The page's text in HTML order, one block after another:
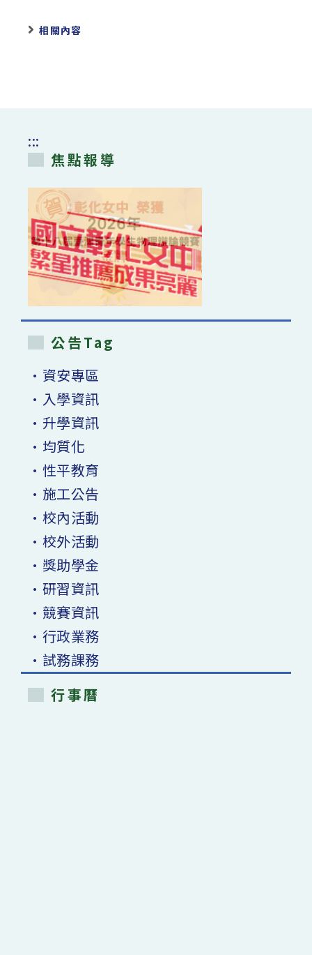
相關內容
:::
焦點報導
公告Tag
•資安專區
•入學資訊
•升學資訊
•均質化
•性平教育
•施工公告
•校內活動
•校外活動
•獎助學金
•研習資訊
•競賽資訊
•行政業務
•試務課務
行事曆